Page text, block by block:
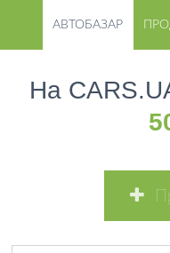
АВТОБАЗАР
На